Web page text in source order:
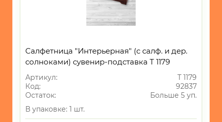
Салфетница "Интерьерная" (с салф. и дер.
солноками) сувенир-подставка Т 1179
Артикул:
Т 1179
Код:
92837
Остаток:
Больше 5 уп.
В упаковке: 1 шт.